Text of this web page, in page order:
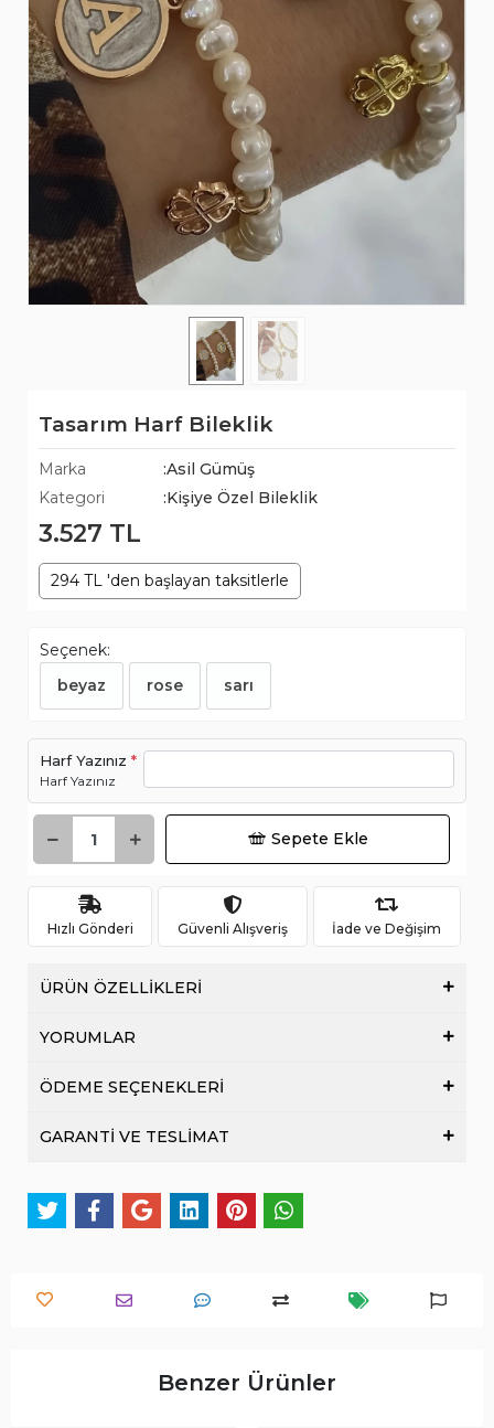
Tasarım Harf Bileklik
Marka
:Asil Gümüş
Kategori
:Kişiye Özel Bileklik
3.527 TL
294 TL 'den başlayan taksitlerle
Seçenek:
beyaz
rose sarı
Harf Yazınız *
Harf Yazınız
Sepete Ekle
Hızlı Gönderi Güvenli Alışveriş İade ve Değişim
ÜRÜN ÖZELLİKLERİ
YORUMLAR
ÖDEME SEÇENEKLERİ
GARANTİ VE TESLİMAT
Benzer Ürünler